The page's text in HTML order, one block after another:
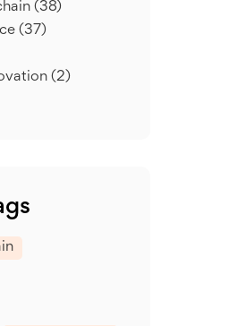
(38)
(37)
(2)